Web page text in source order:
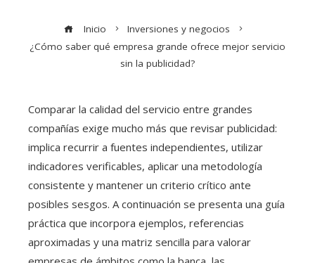
Inicio
Inversiones y negocios
¿Cómo saber qué empresa grande ofrece mejor servicio
sin la publicidad?
Comparar la calidad del servicio entre grandes
compañías exige mucho más que revisar publicidad:
implica recurrir a fuentes independientes, utilizar
indicadores verificables, aplicar una metodología
consistente y mantener un criterio crítico ante
posibles sesgos. A continuación se presenta una guía
práctica que incorpora ejemplos, referencias
aproximadas y una matriz sencilla para valorar